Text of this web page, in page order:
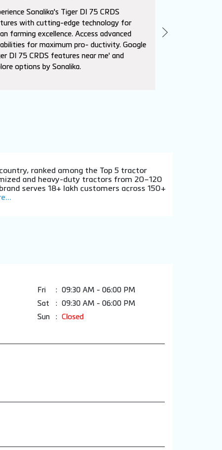
Sonalika's Tiger DI 75 CRDS
with cutting-edge technology for
farming excellence. Access advanced
for maximum pro- ductivity. Google
DI 75 CRDS features near me' and
options by Sonalika.
ranked among the Top 5 tractor
and heavy-duty tractors from 20–120
serves 18+ lakh customers across 150+
Fri
09:30 AM - 06:00 PM
Sat
09:30 AM - 06:00 PM
Sun
Closed